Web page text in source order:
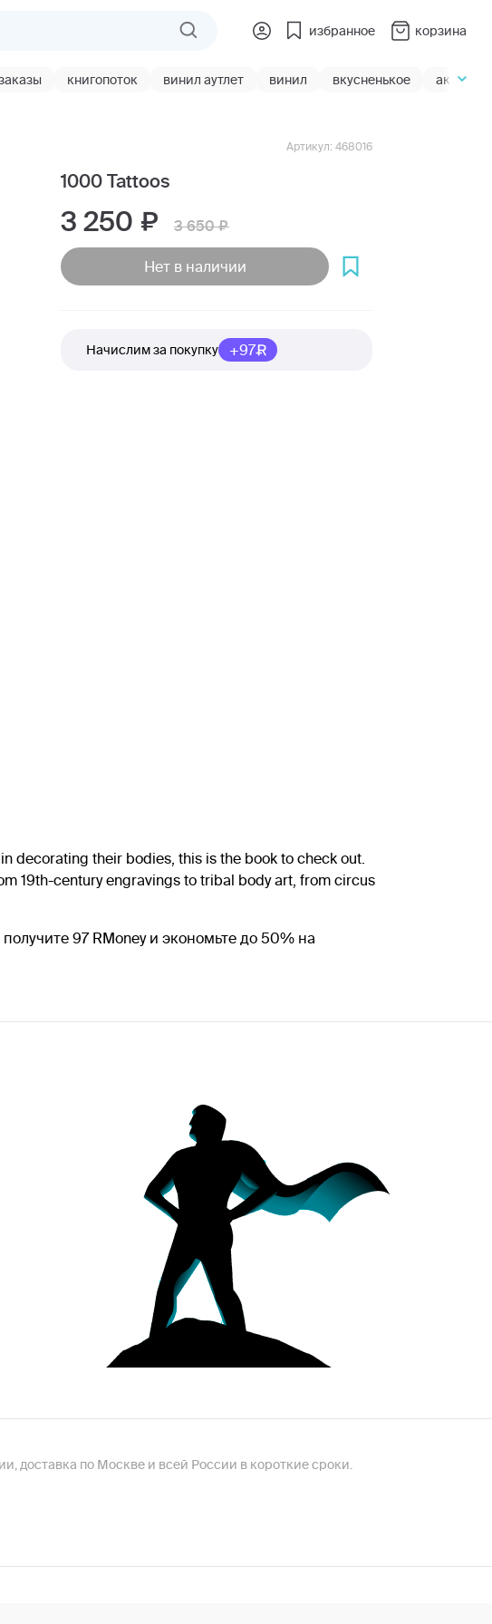
избранное корзина
книгопоток винил аутлет винил вкусненькое акции
1000 Tattoos
Артикул: 468016
3 250 3 650
Нет в наличии
Начислим за покупку +97
decorating their bodies, this is the book to check out.
19th-century engravings to tribal body art, from circus
97 RMoney и экономьте до 50% на
доставка по Москве и всей России в короткие сроки.